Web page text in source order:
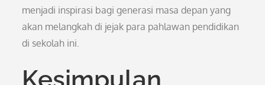
menjadi inspirasi bagi generasi masa depan yang
akan melangkah di jejak para pahlawan pendidikan
di sekolah ini.